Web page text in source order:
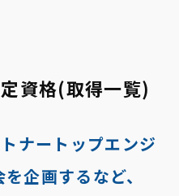
資格(取得一覧)
ナートップエンジ
企画するなど、